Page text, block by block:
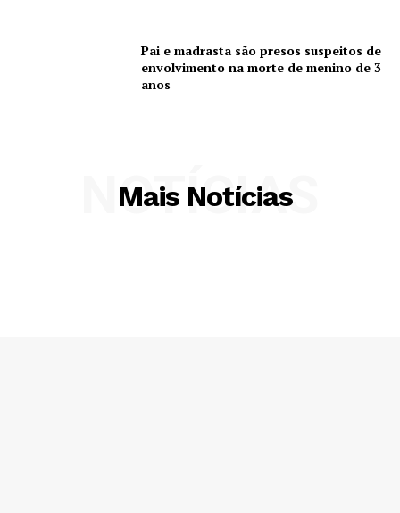
Pai e madrasta são presos suspeitos de
envolvimento na morte de menino de 3
anos
Mais Notícias
NOTÍCIAS